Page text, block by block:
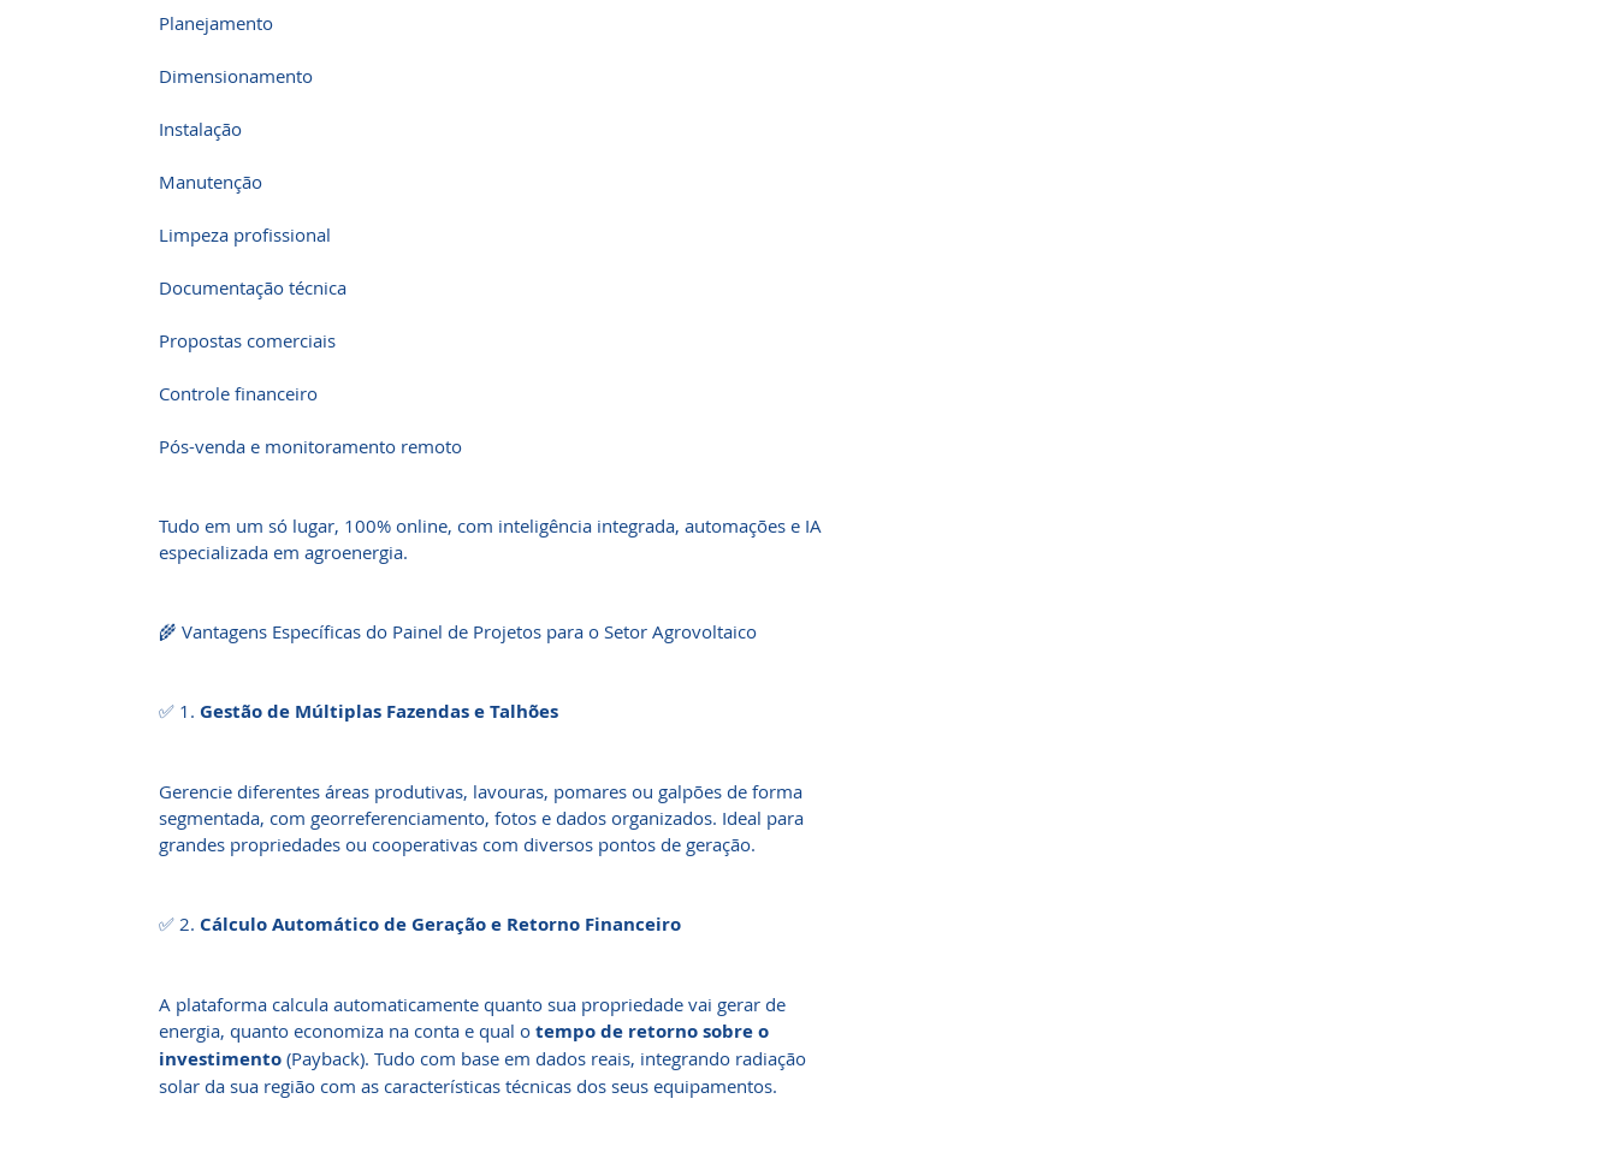
Planejamento
Dimensionamento
Instalação
Manutenção
Limpeza profissional
Documentação técnica
Propostas comerciais
Controle financeiro
Pós-venda e monitoramento remoto
Tudo em um só lugar, 100% online, com inteligência integrada, automações e IA
especializada em agroenergia.
🌾 Vantagens Específicas do Painel de Projetos para o Setor Agrovoltaico
✅ 1. Gestão de Múltiplas Fazendas e Talhões
Gerencie diferentes áreas produtivas, lavouras, pomares ou galpões de forma
segmentada, com georreferenciamento, fotos e dados organizados. Ideal para
grandes propriedades ou cooperativas com diversos pontos de geração.
✅ 2. Cálculo Automático de Geração e Retorno Financeiro
A plataforma calcula automaticamente quanto sua propriedade vai gerar de
energia, quanto economiza na conta e qual o tempo de retorno sobre o
investimento (Payback). Tudo com base em dados reais, integrando radiação
solar da sua região com as características técnicas dos seus equipamentos.